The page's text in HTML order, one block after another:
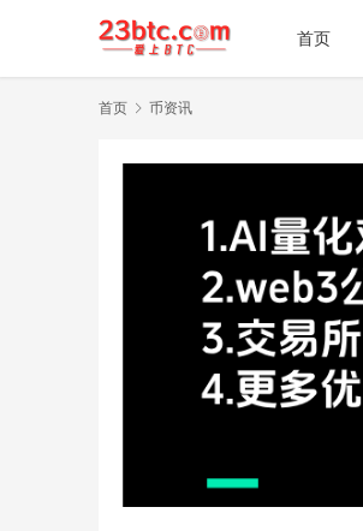
首页
首页 币资讯